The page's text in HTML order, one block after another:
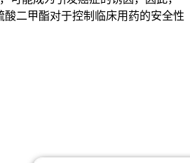
酸二甲酯对于控制临床用药的安全性